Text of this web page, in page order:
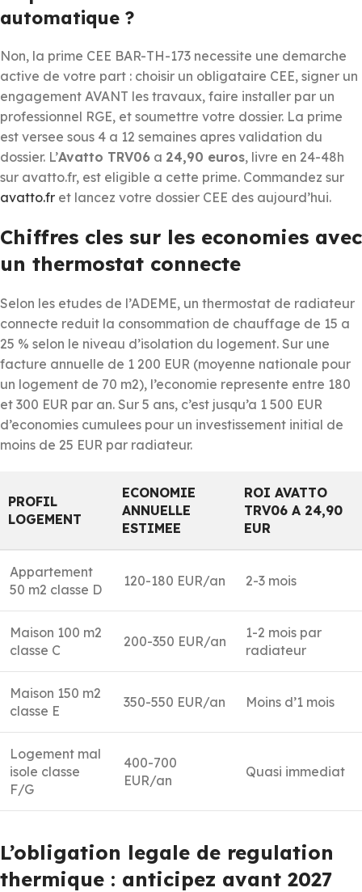
automatique ?
Non, la prime CEE BAR-TH-173 necessite une demarche
active de votre part : choisir un obligataire CEE, signer un
engagement AVANT les travaux, faire installer par un
professionnel RGE, et soumettre votre dossier. La prime
est versee sous 4 a 12 semaines apres validation du
dossier. L’Avatto TRV06 a 24,90 euros, livre en 24-48h
sur avatto.fr, est eligible a cette prime. Commandez sur
avatto.fr et lancez votre dossier CEE des aujourd’hui.
Chiffres cles sur les economies avec
un thermostat connecte
Selon les etudes de l’ADEME, un thermostat de radiateur
connecte reduit la consommation de chauffage de 15 a
25 % selon le niveau d’isolation du logement. Sur une
facture annuelle de 1 200 EUR (moyenne nationale pour
un logement de 70 m2), l’economie represente entre 180
et 300 EUR par an. Sur 5 ans, c’est jusqu’a 1 500 EUR
d’economies cumulees pour un investissement initial de
moins de 25 EUR par radiateur.
PROFIL
LOGEMENT
ECONOMIE
ANNUELLE
ESTIMEE
ROI AVATTO
TRV06 A 24,90
EUR
Appartement
50 m2 classe D
120-180 EUR/an 2-3 mois
Maison 100 m2
classe C
200-350 EUR/an
1-2 mois par
radiateur
Maison 150 m2
classe E
350-550 EUR/an Moins d’1 mois
Logement mal
isole classe
F/G
400-700
EUR/an
Quasi immediat
L’obligation legale de regulation
thermique : anticipez avant 2027